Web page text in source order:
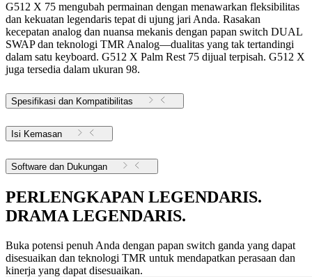
G512 X 75 mengubah permainan dengan menawarkan fleksibilitas
dan kekuatan legendaris tepat di ujung jari Anda. Rasakan
kecepatan analog dan nuansa mekanis dengan papan switch DUAL
SWAP dan teknologi TMR Analog—dualitas yang tak tertandingi
dalam satu keyboard. G512 X Palm Rest 75 dijual terpisah. G512 X
juga tersedia dalam ukuran 98.
Spesifikasi dan Kompatibilitas
Isi Kemasan
Software dan Dukungan
PERLENGKAPAN LEGENDARIS.
DRAMA LEGENDARIS.
Buka potensi penuh Anda dengan papan switch ganda yang dapat
disesuaikan dan teknologi TMR untuk mendapatkan perasaan dan
kinerja yang dapat disesuaikan.